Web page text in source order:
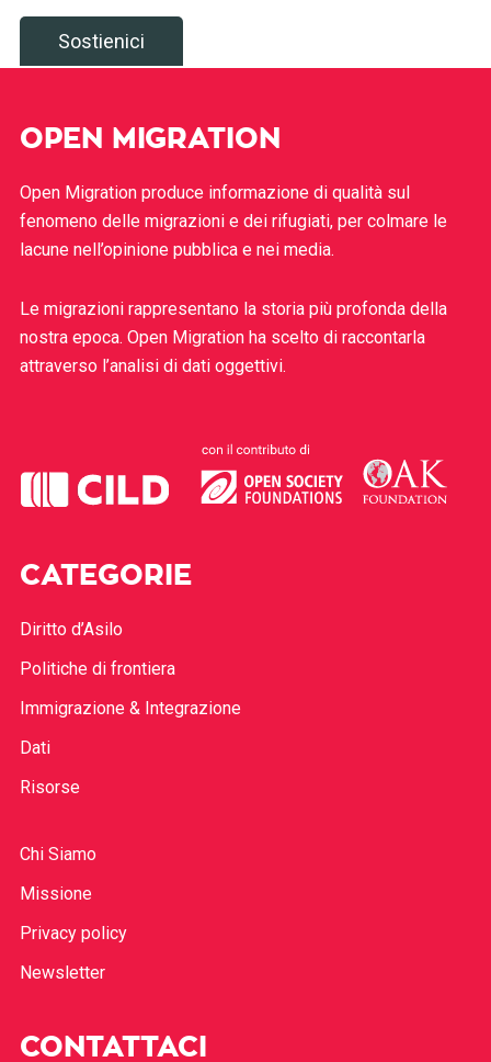
Sostienici
OPEN MIGRATION
Open Migration produce informazione di qualità sul
fenomeno delle migrazioni e dei rifugiati, per colmare le
lacune nell’opinione pubblica e nei media.
Le migrazioni rappresentano la storia più profonda della
nostra epoca. Open Migration ha scelto di raccontarla
attraverso l’analisi di dati oggettivi.
CATEGORIE
Diritto d’Asilo
Politiche di frontiera
Immigrazione & Integrazione
Dati
Risorse
Chi Siamo
Missione
Privacy policy
Newsletter
CONTATTACI